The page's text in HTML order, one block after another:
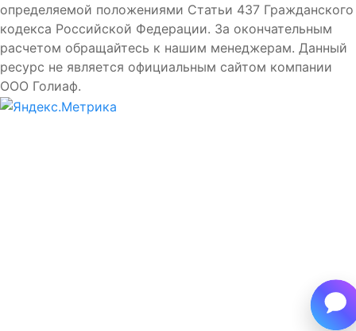
определяемой положениями Статьи 437 Гражданского
кодекса Российской Федерации. За окончательным
расчетом обращайтесь к нашим менеджерам. Данный
ресурс не является официальным сайтом компании
ООО Голиаф.